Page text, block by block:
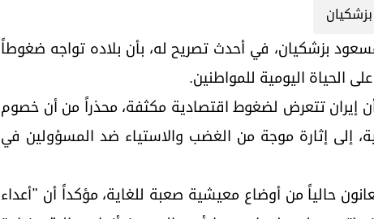
الإيراني، مسعود بزشكيان، في أحدث تصريح له، بأن بلاده تواجه ضغوطاً
الحياة اليومية للمواطنين.
2026، صرح بزشكيان بأن إيران تتعرض لضغوط اقتصادية مكثفة، محذراً من أن خصوم
إلى إثارة موجة من الغضب والاستياء ضد المسؤولين في
حالياً من أوضاع معيشية صعبة للغاية، مؤكداً أن "أعداء